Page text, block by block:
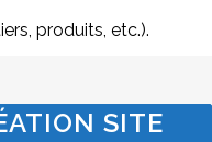
produits, etc.).
SITE